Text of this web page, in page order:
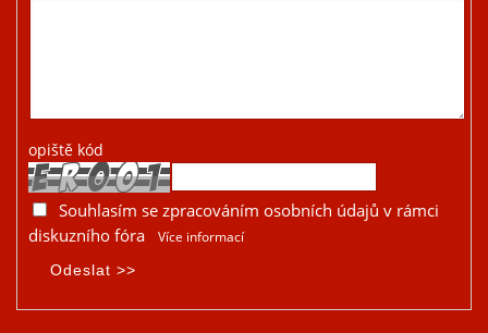
opiště kód
Souhlasím se zpracováním osobních údajů v rámci
diskuzního fóra
Více informací